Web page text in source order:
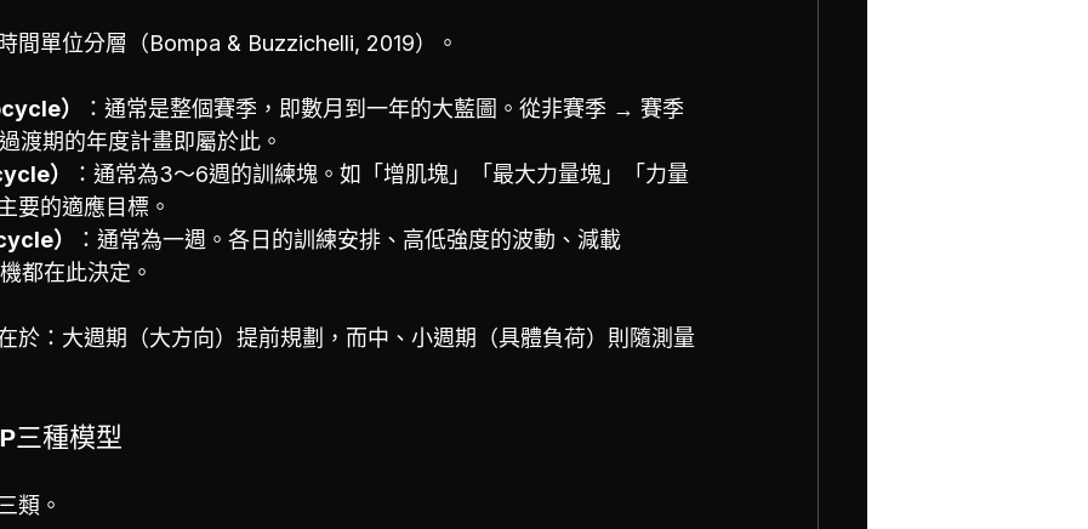
間單位分層（Bompa & Buzzichelli, 2019）。
）
：通常是整個賽季，即數月到一年的大藍圖。從非賽季 → 賽季
期的年度計畫即屬於此。
）
：通常為3〜6週的訓練塊。如「增肌塊」「最大力量塊」「力量
要的適應目標。
）
：通常為一週。各日的訓練安排、高低強度的波動、減載
都在此決定。
於：大週期（大方向）提前規劃，而中、小週期（具體負荷）則隨測量
三種模型
類。